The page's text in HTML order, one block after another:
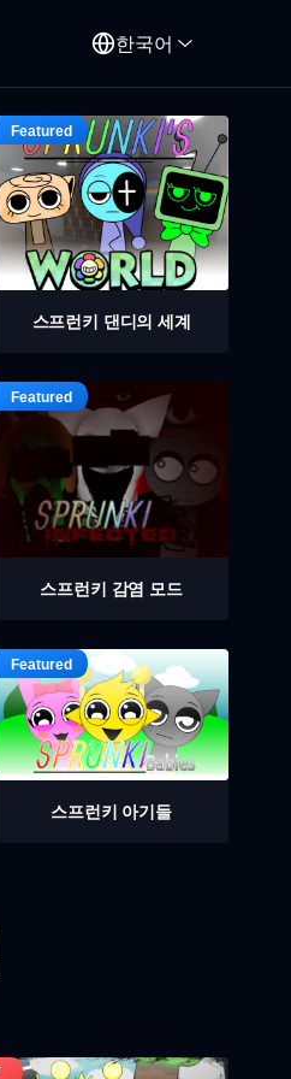
한국어
스프런키 댄디의 세계
스프런키 감염 모드
스프런키 아기들